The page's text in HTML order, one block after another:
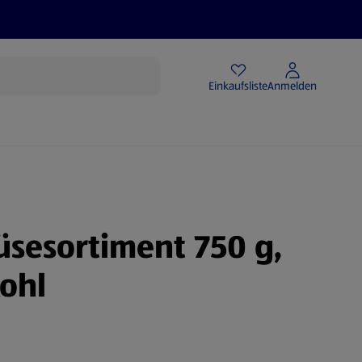
EinkaufslisteAnmelden
750 g,